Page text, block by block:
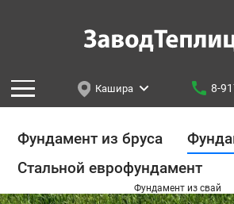
Кашира 8-
Фундамент из бруса
Стальной еврофундамент
Фундамент из свай